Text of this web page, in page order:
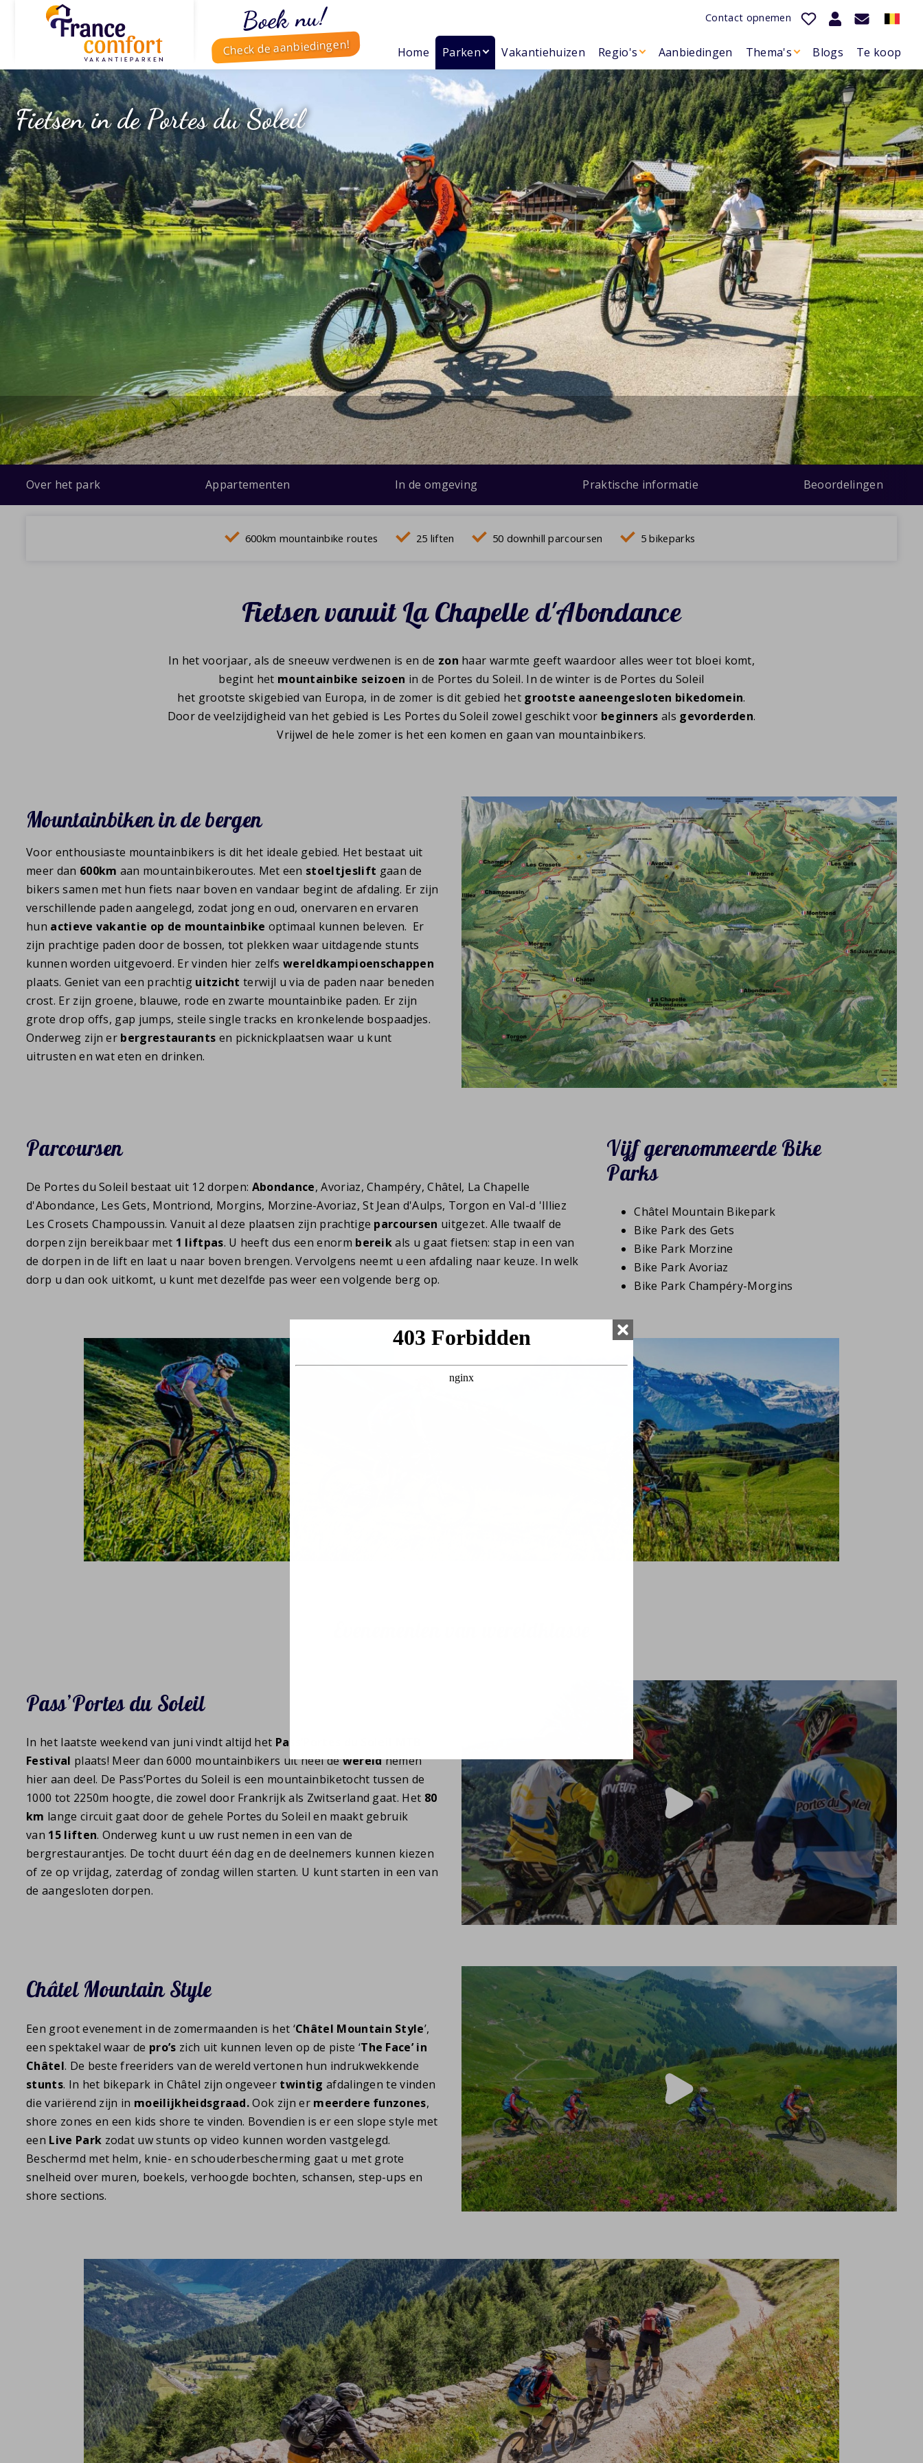
Boek nu!
Check de aanbiedingen!
Contact opnemen
Home Parken Vakantiehuizen Regio's Aanbiedingen Thema's Blogs Te koop
Fietsen in de Portes du Soleil
Over het park Appartementen In de omgeving Praktische informatie Beoordelingen
600km mountainbike routes 25 liften 50 downhill parcoursen 5 bikeparks
Fietsen vanuit La Chapelle d'Abondance
In het voorjaar, als de sneeuw verdwenen is en de zon haar warmte geeft waardoor alles weer tot bloei komt,
begint het mountainbike seizoen in de Portes du Soleil. In de winter is de Portes du Soleil
het grootste skigebied van Europa, in de zomer is dit gebied het grootste aaneengesloten bikedomein.
Door de veelzijdigheid van het gebied is Les Portes du Soleil zowel geschikt voor beginners als gevorderden.
Vrijwel de hele zomer is het een komen en gaan van mountainbikers.
Mountainbiken in de bergen
Voor enthousiaste mountainbikers is dit het ideale gebied. Het bestaat uit
meer dan 600km aan mountainbikeroutes. Met een stoeltjeslift gaan de
bikers samen met hun fiets naar boven en vandaar begint de afdaling. Er zijn
verschillende paden aangelegd, zodat jong en oud, onervaren en ervaren
hun actieve vakantie op de mountainbike optimaal kunnen beleven. Er
zijn prachtige paden door de bossen, tot plekken waar uitdagende stunts
kunnen worden uitgevoerd. Er vinden hier zelfswereldkampioenschappen
plaats. Geniet van een prachtig uitzicht terwijl u via de paden naar beneden
crost. Er zijn groene, blauwe, rode en zwarte mountainbike paden. Er zijn
grote drop offs, gap jumps, steile single tracks en kronkelende bospaadjes.
Onderweg zijn er bergrestaurants en picknickplaatsen waar u kunt
uitrusten en wat eten en drinken.
Parcoursen
De Portes du Soleil bestaat uit 12 dorpen: Abondance, Avoriaz, Champéry, Châtel, La Chapelle
d'Abondance, Les Gets, Montriond, Morgins, Morzine-Avoriaz, St Jean d'Aulps, Torgon en Val-d 'Illiez
Les Crosets Champoussin. Vanuit al deze plaatsen zijn prachtige parcoursen uitgezet. Alle twaalf de
dorpen zijn bereikbaar met 1 liftpas. U heeft dus een enorm bereikals u gaat fietsen: stap in een van
de dorpen in de lift en laat u naar boven brengen. Vervolgens neemt u een afdaling naar keuze. In welk
dorp u dan ook uitkomt, u kunt met dezelfde pas weer een volgende berg op.
Vijf gerenommeerde Bike
Parks
Châtel Mountain Bikepark
Bike Park des Gets
Bike Park Morzine
Bike Park Avoriaz
Bike Park Champéry-Morgins
Pass’Portes du Soleil
In het laatste weekend van juni vindt altijd het Pass’Portes du Soleil MTB
Festival plaats! Meer dan 6000 mountainbikers uit heel dewereldnemen
hier aan deel. De Pass’Portes du Soleil is een mountainbiketocht tussen de
1000 tot 2250m hoogte, die zowel door Frankrijk als Zwitserland gaat. Het 80
km lange circuit gaat door de gehele Portes du Soleil en maakt gebruik
van 15 liften. Onderweg kunt u uw rust nemen in een van de
bergrestaurantjes. De tocht duurt één dag en de deelnemers kunnen kiezen
of ze op vrijdag, zaterdag of zondag willen starten. U kunt starten in een van
de aangesloten dorpen.
Châtel Mountain Style
Een groot evenement in de zomermaanden is het ‘Châtel Mountain Style’,
een spektakel waar de pro’s zich uit kunnen leven op de piste ‘The Face’ in
Châtel. De beste freeriders van de wereld vertonen hun indrukwekkende
stunts. In het bikepark in Châtel zijn ongeveer twintig afdalingen te vinden
die variërend zijn in moeilijkheidsgraad.Ook zijn er meerdere funzones,
shore zones en een kids shore te vinden. Bovendien is er een slope style met
een Live Park zodat uw stunts op video kunnen worden vastgelegd.
Beschermd met helm, knie- en schouderbescherming gaat u met grote
snelheid over muren, boekels, verhoogde bochten, schansen, step-ups en
shore sections.